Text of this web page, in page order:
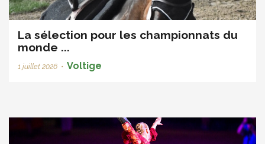
La sélection pour les championnats du
monde ...
1 juillet 2026 • Voltige